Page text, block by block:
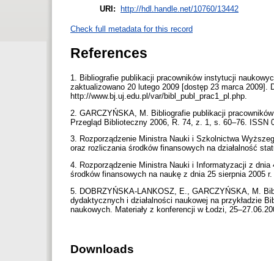
URI: http://hdl.handle.net/10760/13442
Check full metadata for this record
References
1. Bibliografie publikacji pracowników instytucji
zaktualizowano 20 lutego 2009 [dostęp 23 marca 2009].
http://www.bj.uj.edu.pl/var/bibl_publ_prac1_pl.php.
2. GARCZYŃSKA, M. Bibliografie publikacji
Przegląd Biblioteczny 2006, R. 74, z. 1, s. 60–76. ISSN
3. Rozporządzenie Ministra Nauki i Szkolnictwa
oraz rozliczania środków finansowych na działalność
4. Rozporządzenie Ministra Nauki i Informatyzacji z
środków finansowych na naukę z dnia 25 sierpnia 2005
5. DOBRZYŃSKA-LANKOSZ, E., GARCZYŃSKA, M.
dydaktycznych i działalności naukowej na przykładzie
naukowych. Materiały z konferencji w Łodzi,
Downloads